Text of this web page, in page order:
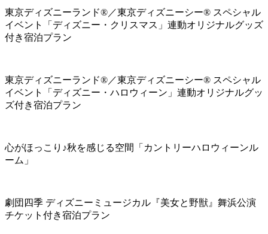
東京ディズニーランド®／東京ディズニーシー® スペシャル
イベント「ディズニー・クリスマス」連動オリジナルグッズ
付き宿泊プラン
東京ディズニーランド®／東京ディズニーシー® スペシャル
イベント「ディズニー・ハロウィーン」連動オリジナルグッ
ズ付き宿泊プラン
心がほっこり♪秋を感じる空間「カントリーハロウィーンル
ーム」
劇団四季 ディズニーミュージカル『美女と野獣』舞浜公演
チケット付き宿泊プラン